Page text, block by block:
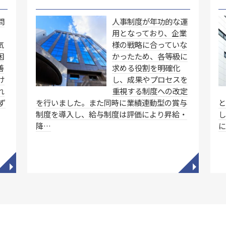
◥
人事制度が年功的な運
用となっており、企業
様の戦略に合っていな
かったため、各等級に
求める役割を明確化
し、成果やプロセスを
重視する制度への改定
を行いました。また同時に業績連動型の賞与
制度を導入し、給与制度は評価により昇給・
降…
◥